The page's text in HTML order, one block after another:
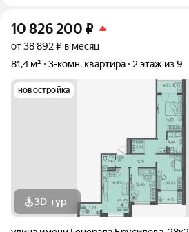
10 826 200 ₽
от 38 892 ₽ в месяц
81,4 м²
3-комн. квартира 2 этаж из 9
новостройка
3D-тур